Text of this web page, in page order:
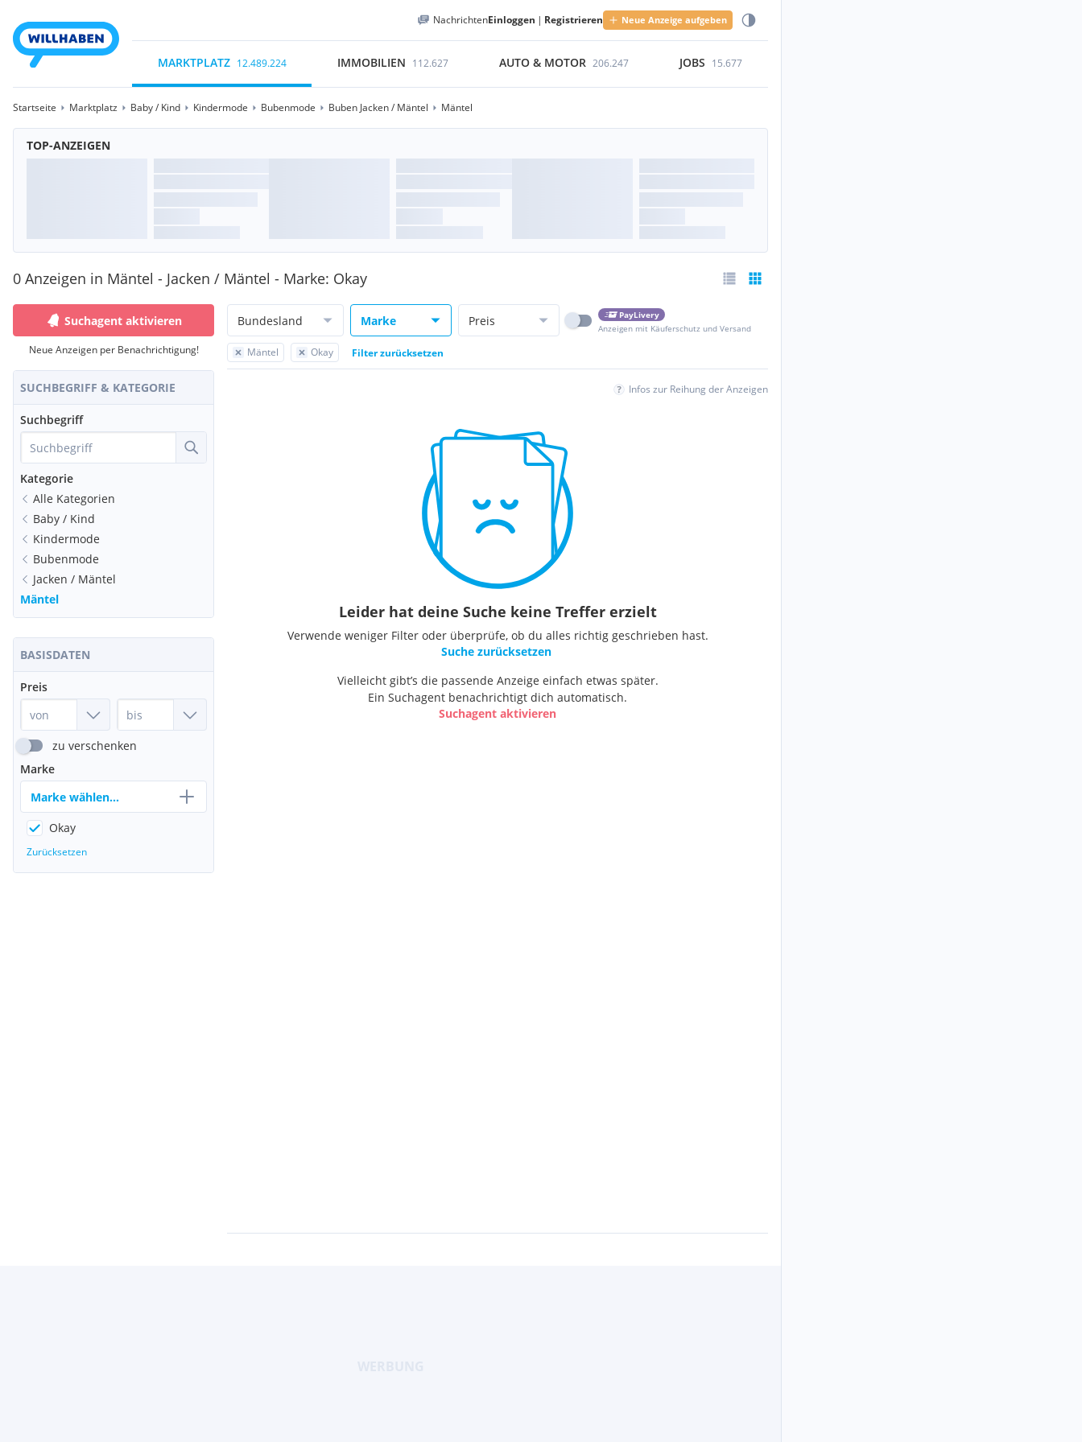
NachrichtenEinloggen | Registrieren Neue Anzeige aufgeben
MARKTPLATZ 12.489.224 IMMOBILIEN 112.627 AUTO & MOTOR 206.247 JOBS 15.677
Startseite Marktplatz Baby / Kind Kindermode Bubenmode Buben Jacken / Mäntel Mäntel
TOP-ANZEIGEN
0 Anzeigen in Mäntel - Jacken / Mäntel - Marke: Okay
Suchagent aktivieren
Neue Anzeigen per Benachrichtigung!
SUCHBEGRIFF & KATEGORIE
Suchbegriff
Kategorie
Alle Kategorien
Baby / Kind
Kindermode
Bubenmode
Jacken / Mäntel
Mäntel
BASISDATEN
Preis
zu verschenken
Marke
Marke wählen...
Okay
Zurücksetzen
Bundesland Marke Preis
PayLivery
Anzeigen mit Käuferschutz und Versand
Mäntel Okay Filter zurücksetzen
Infos zur Reihung der Anzeigen
Leider hat deine Suche keine Treffer erzielt
Verwende weniger Filter oder überprüfe, ob du alles richtig geschrieben hast.
Suche zurücksetzen
Vielleicht gibt’s die passende Anzeige einfach etwas später.
Ein Suchagent benachrichtigt dich automatisch.
Suchagent aktivieren